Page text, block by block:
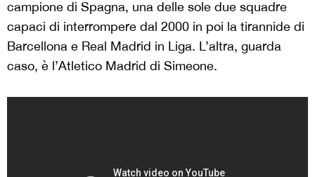
campione di Spagna, una delle sole due squadre
capaci di interrompere dal 2000 in poi la tirannide di
Barcellona e Real Madrid in Liga. L’altra, guarda
caso, è l’Atletico Madrid di Simeone.